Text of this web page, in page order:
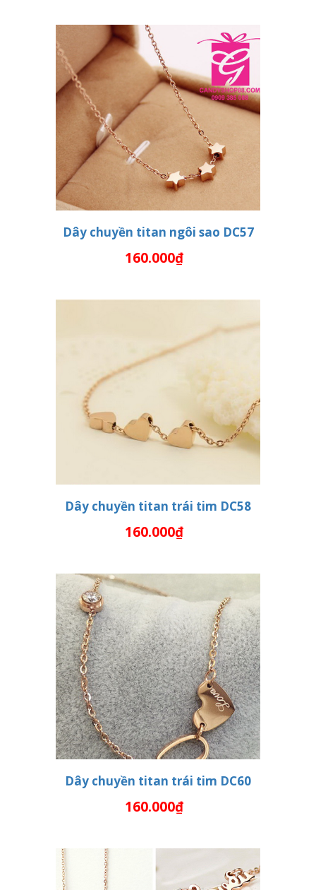
THÊM VÀO GIỎ HÀNG
Dây chuyền titan ngôi sao DC57
160.000₫
THÊM VÀO GIỎ HÀNG
Dây chuyền titan trái tim DC58
160.000₫
THÊM VÀO GIỎ HÀNG
Dây chuyền titan trái tim DC60
160.000₫